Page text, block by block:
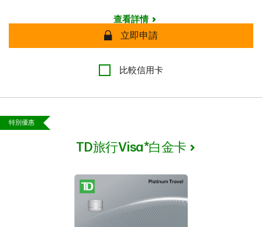
查看詳情
安全立即申請
比較信用卡
特別優惠
TD旅行Visa*白金卡